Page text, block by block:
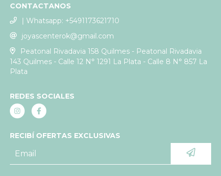
CONTACTANOS
| Whatsapp: +5491173621710
joyascenterok@gmail.com
Peatonal Rivadavia 158 Quilmes - Peatonal Rivadavia
143 Quilmes - Calle 12 N° 1291 La Plata - Calle 8 N° 857 La
Plata
REDES SOCIALES
RECIBÍ OFERTAS EXCLUSIVAS